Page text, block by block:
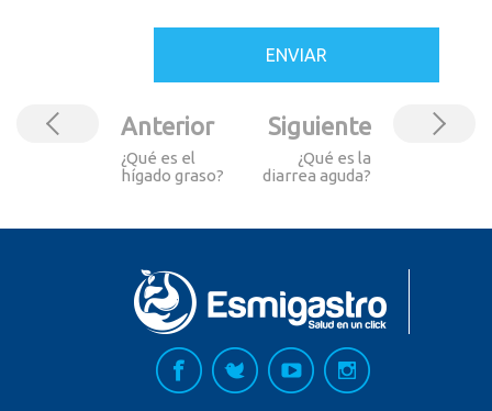
Anterior
¿Qué es el
hígado graso?
Siguiente
¿Qué es la
diarrea aguda?